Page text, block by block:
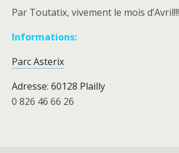
Par Toutatix, vivement le mois d’Avril!!!
Informations:
Parc Asterix
Adresse: 60128 Plailly
0 826 46 66 26